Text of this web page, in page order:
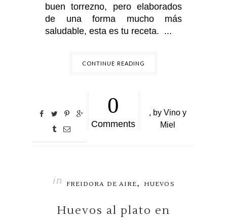
buen torrezno, pero elaborados
de una forma mucho más
saludable, esta es tu receta. ...
CONTINUE READING
0
Comments
, by Vino y
Miel
in FREIDORA DE AIRE, HUEVOS
Huevos al plato en